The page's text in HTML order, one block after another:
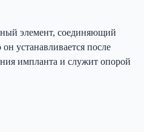
элемент, соединяющий
устанавливается после
импланта и служит опорой